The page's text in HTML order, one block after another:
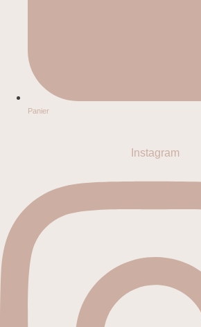
Panier
Instagram